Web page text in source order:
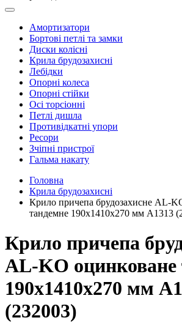
Амортизатори
Бортові петлі та замки
Диски колісні
Крила брудозахисні
Лебідки
Опорні колеса
Опорні стійки
Осі торсіонні
Петлі дишла
Противідкатні упори
Ресори
Зчіпні пристрої
Гальма накату
Головна
Крила брудозахисні
Крило причепа брудозахисне AL-
тандемне 190x1410x270 мм A1313
Крило причепа
AL-KO оцинковане
190x1410x270 мм
(232003)